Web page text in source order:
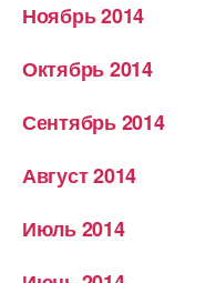
Ноябрь 2014
Октябрь 2014
Сентябрь 2014
Август 2014
Июль 2014